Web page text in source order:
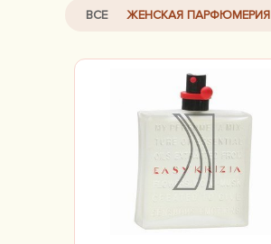
ВСЕ ЖЕНСКАЯ ПАРФЮМЕРИЯ